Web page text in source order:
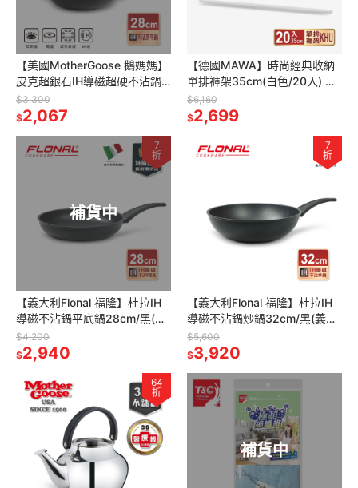
【美國MotherGoose 鵝媽媽】
皮克超銀石IH導磁超硬不沾鍋
深平底鍋28cm
$3,300
$2,067
【德國MAWA】時尚經典收納
單排褲架35cm(白色/20入) 褲
子收納架 無痕褲架 褲架
$6,160
$2,699
補貨中
7
折
【義大利Flonal 福隆】杜拉IH
導磁不沾鍋平底鍋28cm/黑(義
大利原裝進口)
$4,200
$2,940
7
折
【義大利Flonal 福隆】杜拉IH
導磁不沾鍋炒鍋32cm/黑(義大
利原裝進口)
$5,600
$3,920
64
折
補貨中